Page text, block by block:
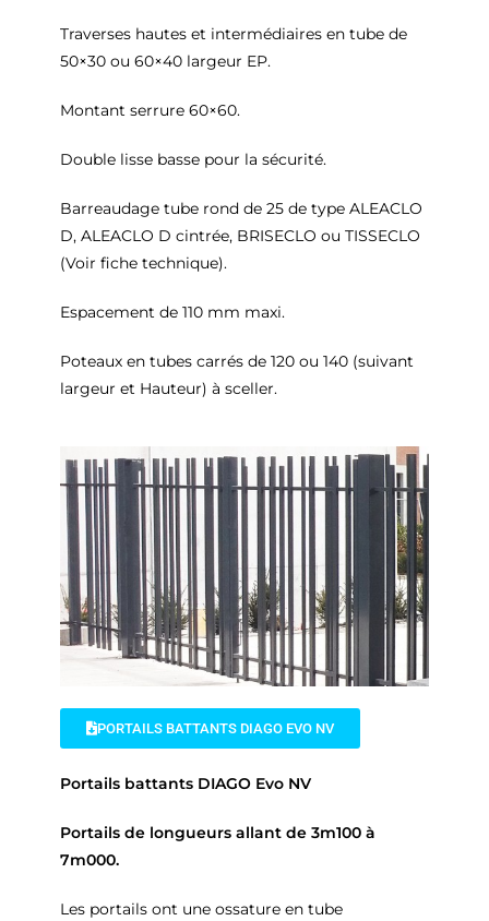
Traverses hautes et intermédiaires en tube de
50×30 ou 60×40 largeur EP.
Montant serrure 60×60.
Double lisse basse pour la sécurité.
Barreaudage tube rond de 25 de type ALEACLO
D, ALEACLO D cintrée, BRISECLO ou TISSECLO
(Voir fiche technique).
Espacement de 110 mm maxi.
Poteaux en tubes carrés de 120 ou 140 (suivant
largeur et Hauteur) à sceller.
PORTAILS BATTANTS DIAGO EVO NV
Portails battants DIAGO Evo NV
Portails de longueurs allant de 3m100 à
7m000.
Les portails ont une ossature en tube